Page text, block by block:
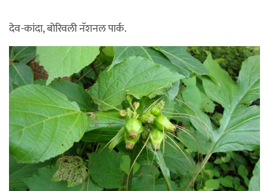
देव-कांदा, बोरिवली नॅशनल पार्क.